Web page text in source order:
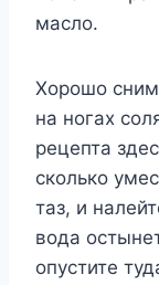
масло.
Хорошо
на ногах
рецепта
сколько
таз, и
вода
опустите